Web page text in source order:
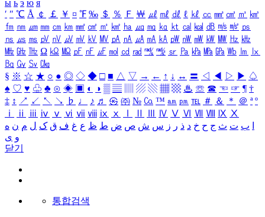
ы ь э ю я
′ ″ ℃ Å ￠ ￡ ￥ ¤ ℉ ‰ ＄ ％ Ｆ ￦ ㎕ ㎖ ㎗ ℓ ㎘ ㏄ ㎣ ㎤ ㎥ ㎦
㎙ ㎚ ㎛ ㎜ ㎝ ㎞ ㎟ ㎠ ㎡ ㎢ ㏊ ㎍ ㎎ ㎏ ㏏ ㎈ ㎉ ㏈ ㎧ ㎨ ㎰
㎱ ㎲ ㎳ ㎴ ㎵ ㎶ ㎷ ㎸ ㎹ ㎀ ㎁ ㎂ ㎃ ㎄ ㎺ ㎻ ㎽ ㎾ ㎿ ㎐ ㎑
㎒ ㎓ ㎔ Ω ㏀ ㏁ ㎊ ㎋ ㎌ ㏖ ㏅ ㎭ ㎮ ㎯ ㏛ ㎩ ㎪ ㎫ ㎬ ㏝ ㏐
㏓
㏃ ㏉ ㏜ ㏆
§ ※ ☆ ★ ○ ● ◎ ◇ ◆ □ ■ △ ▽ → ← ↑ ↓ ↔ 〓 ◁ ◀ ▷ ▶ ♤
♠ ♡ ♥ ♧ ♣ ⊙ ◈ ▣ ◐ ◑ ▒ ▤ ▨ ▧ ▦ ▩ ♨ ☏ ☎ ☜ ☞ ¶ †
‡ ↕ ↗ ↙ ↖ ↘ ♭ ♩ ♪ ♬ ㉿ ㈜ № ㏇ ™ ㏂ ㏘ ℡ ＃ ＆ ＊ ＠ ª º
ⅰ
ⅱ ⅲ ⅳ ⅴ ⅵ ⅶ ⅷ ⅸ ⅹ Ⅳ Ⅴ Ⅵ Ⅶ Ⅷ Ⅸ Ⅹ
ب ت ث ج ح خ د ذ ر ز س ش ص ض ط ظ ع غ ف ق ک ل م ن ه
و ی
닫기
통합검색